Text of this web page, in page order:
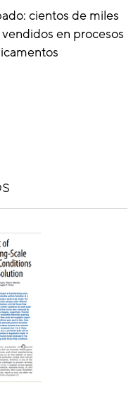
cientos de miles
vendidos en procesos